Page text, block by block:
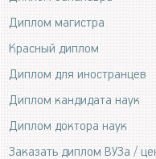
Диплом магистра
Красный диплом
Диплом для иностранцев
Диплом кандидата наук
Диплом доктора наук
Заказать диплом ВУЗа /